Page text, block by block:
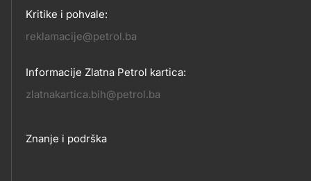
Kritike i pohvale:
reklamacije@petrol.ba
Informacije Zlatna Petrol kartica:
zlatnakartica.bih@petrol.ba
Footer
Znanje i podrška